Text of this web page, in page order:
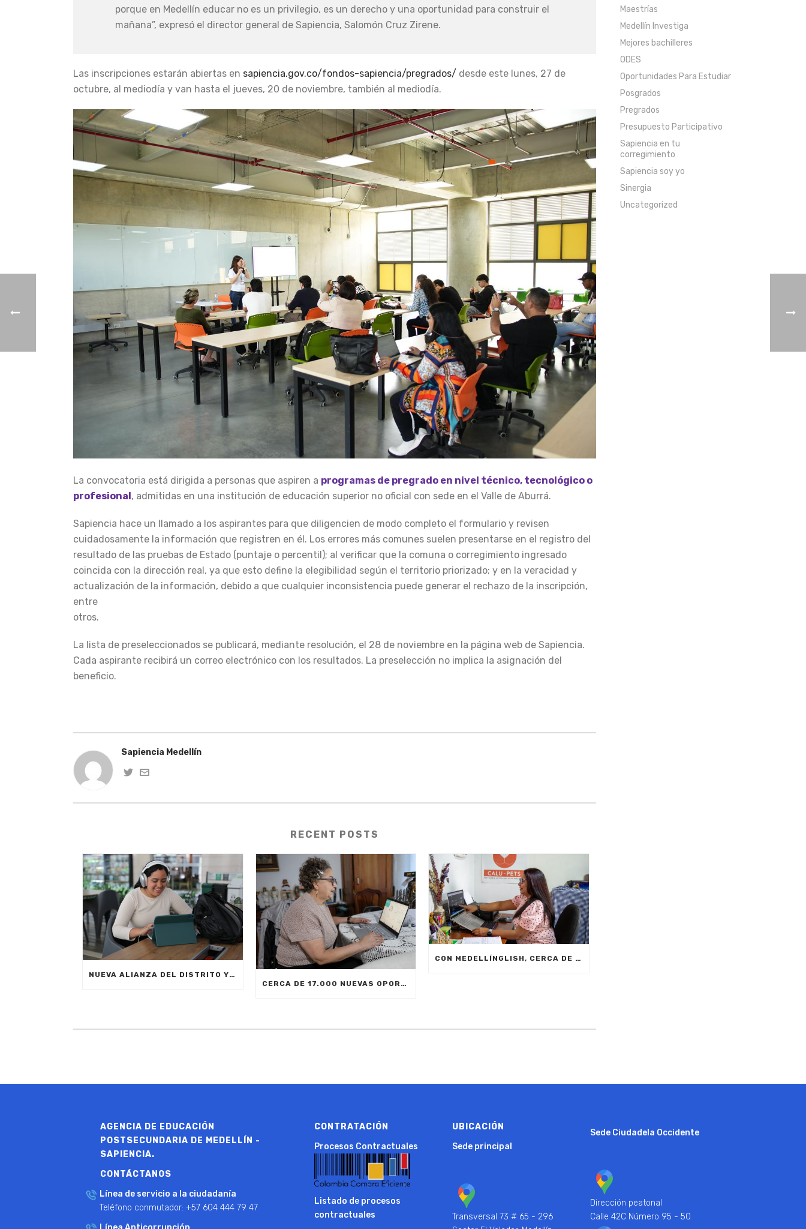
porque en Medellín educar no es un privilegio, es un derecho y una oportunidad para construir el
mañana”, expresó el director general de Sapiencia, Salomón Cruz Zirene.
Las inscripciones estarán abiertas en sapiencia.gov.co/fondos-sapiencia/pregrados/ desde este lunes, 27 de
octubre, al mediodía y van hasta el jueves, 20 de noviembre, también al mediodía.
La convocatoria está dirigida a personas que aspiren a programas de pregrado en nivel técnico, tecnológico o
profesional, admitidas en una institución de educación superior no oficial con sede en el Valle de Aburrá.
Sapiencia hace un llamado a los aspirantes para que diligencien de modo completo el formulario y revisen
cuidadosamente la información que registren en él. Los errores más comunes suelen presentarse en el registro del
resultado de las pruebas de Estado (puntaje o percentil); al verificar que la comuna o corregimiento ingresado
coincida con la dirección real, ya que esto define la elegibilidad según el territorio priorizado; y en la veracidad y
actualización de la información, debido a que cualquier inconsistencia puede generar el rechazo de la inscripción,
entre
otros.
La lista de preseleccionados se publicará, mediante resolución, el 28 de noviembre en la página web de Sapiencia.
Cada aspirante recibirá un correo electrónico con los resultados. La preselección no implica la asignación del
beneficio.
Sapiencia Medellín
RECENT POSTS
NUEVA ALIANZA DEL DISTRITO Y LA EMPRESA PRIVADA PERMITIRÁ FORMAR A CIUDADANOS DE MEDELLÍN EN INTELIGENCIA ARTIFICIAL APLICADA A LOS NEGOCIOS
CERCA DE 17.000 NUEVAS OPORTUNIDADES DE ESTUDIO SIN COSTO PARA MEDELLÍN
CON MEDELLÍNGLISH, CERCA DE 2.000 CIUDADANOS SE FORMARÁN EN INGLÉS FUNCIONAL PARA EL TRABAJO
Maestrías
Medellín Investiga
Mejores bachilleres
ODES
Oportunidades Para Estudiar
Posgrados
Pregrados
Presupuesto Participativo
Sapiencia en tu
corregimiento
Sapiencia soy yo
Sinergia
Uncategorized
AGENCIA DE EDUCACIÓN
POSTSECUNDARIA DE MEDELLÍN -
SAPIENCIA.
CONTÁCTANOS
Línea de servicio a la ciudadanía
Teléfono conmutador: +57 604 444 79 47
CONTRATACIÓN
Procesos Contractuales
Listado de procesos
contractuales
UBICACIÓN
Sede principal
Transversal 73 # 65 - 296
Sede Ciudadela Occidente
Dirección peatonal
Calle 42C Número 95 - 50